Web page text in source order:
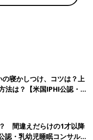
ることがない
間の“朝寝”と“夕
寝かしつけ、コツは？上
法は？【米国IPHI公認・乳
間違えだらけの1才以降
認・乳幼児睡眠コンサルタ